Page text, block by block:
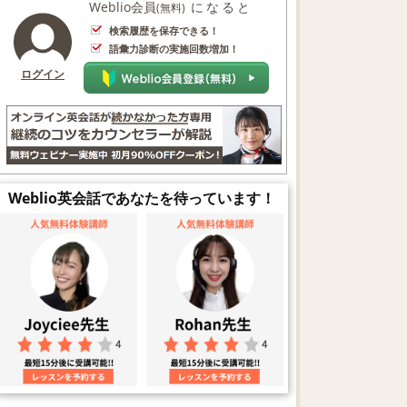
ログイン
Weblio会員(無料) になると
検索履歴を保存できる！
語彙力診断の実施回数増加！
Weblio英会話であなたを待っています！